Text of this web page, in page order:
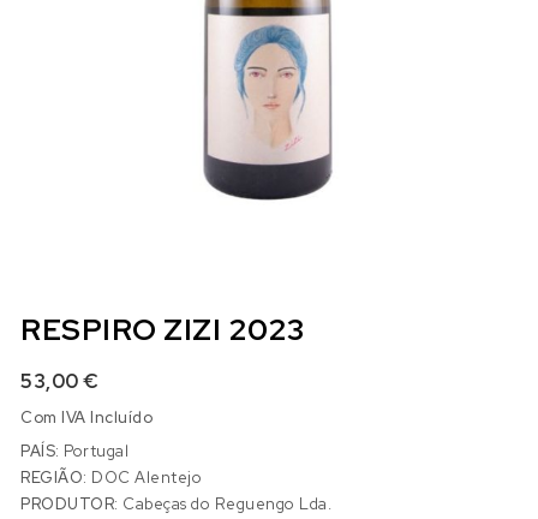
RESPIRO ZIZI 2023
53,00€
Com IVA Incluído
PAÍS: Portugal
REGIÃO: DOC Alentejo
PRODUTOR: Cabeças do Reguengo Lda.